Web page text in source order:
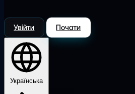
Увійти Почати
Українська